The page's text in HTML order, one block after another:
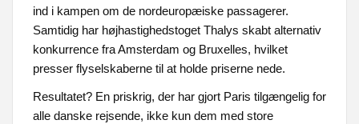
ind i kampen om de nordeuropæiske passagerer.
Samtidig har højhastighedstoget Thalys skabt alternativ
konkurrence fra Amsterdam og Bruxelles, hvilket
presser flyselskaberne til at holde priserne nede.
Resultatet? En priskrig, der har gjort Paris tilgængelig for
alle danske rejsende, ikke kun dem med store